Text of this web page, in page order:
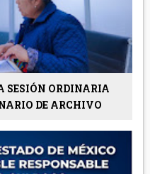
SESIÓN ORDINARIA
DE ARCHIVO